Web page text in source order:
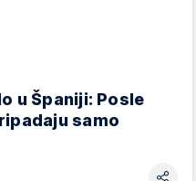
u Španiji: Posle
samo